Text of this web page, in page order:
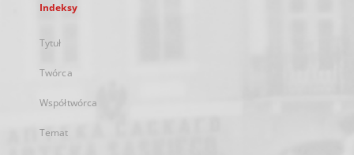
Indeksy
Tytuł
Twórca
Współtwórca
Temat